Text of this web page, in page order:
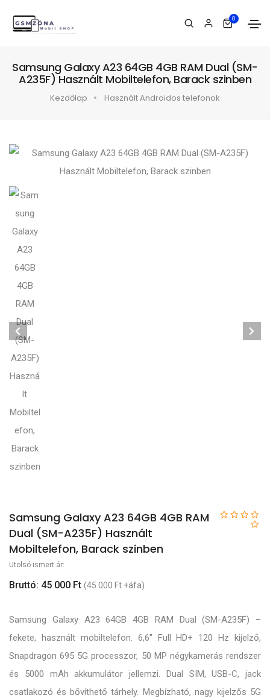
0
Samsung Galaxy A23 64GB 4GB RAM Dual (SM-
A235F) Használt Mobiltelefon, Barack szinben
Kezdőlap Használt Androidos telefonok
Samsung Galaxy A23 64GB 4GB RAM
Dual (SM-A235F) Használt
Mobiltelefon, Barack szinben
Utolsó ismert ár:
Bruttó: 45 000 Ft (45 000 Ft +áfa)
Samsung Galaxy A23 64GB 4GB RAM Dual (SM-A235F) –
fekete, használt mobiltelefon. 6,6″ Full HD+ 120 Hz kijelző,
Snapdragon 695 5G processzor, 50 MP négykamerás rendszer
és 5000 mAh akkumulátor jellemzi. Dual SIM, USB-C, jack
csatlakozó és bővíthető tárhely. Megbízható, nagy kijelzős 5G